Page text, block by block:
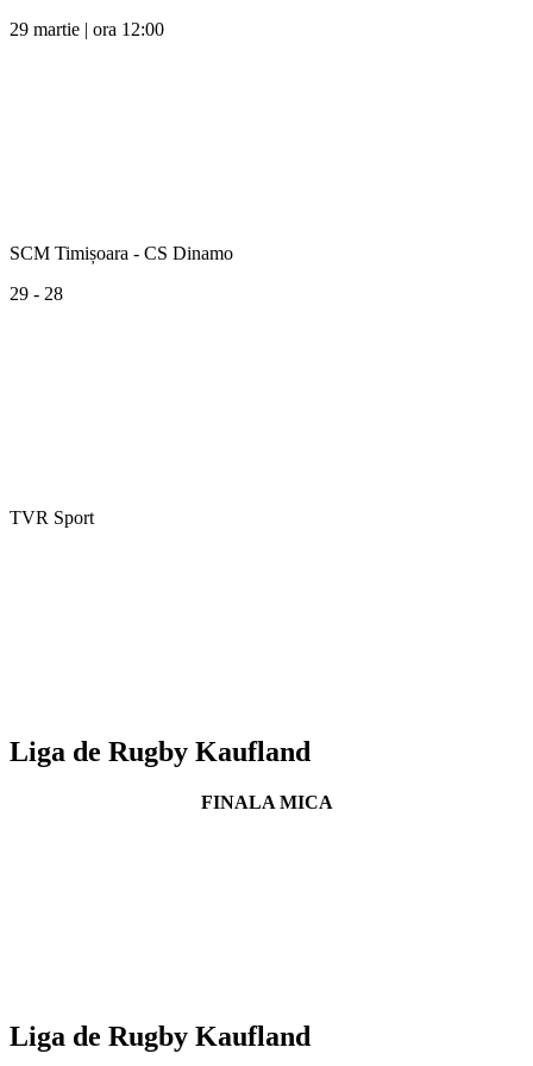
29 martie | ora 12:00
SCM Timișoara - CS Dinamo
29 - 28
TVR Sport
Liga de Rugby Kaufland
FINALA MICA
Liga de Rugby Kaufland